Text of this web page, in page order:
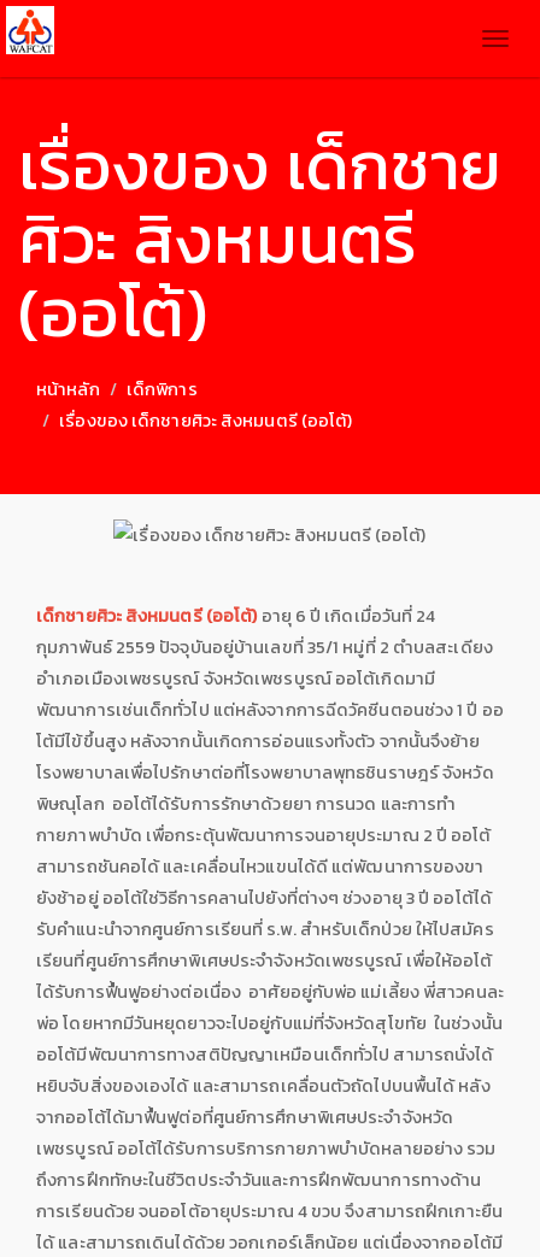
เรื่องของ เด็กชาย
ศิวะ สิงหมนตรี
(ออโต้)
หน้าหลัก
เด็กพิการ
เรื่องของ เด็กชายศิวะ สิงหมนตรี (ออโต้)
เด็กชายศิวะ สิงหมนตรี (ออโต้)อายุ 6 ปี เกิดเมื่อวันที่ 24
กุมภาพันธ์ 2559 ปัจจุบันอยู่บ้านเลขที่ 35/1 หมู่ที่ 2 ตำบลสะเดียง
อำเภอเมืองเพชรบูรณ์ จังหวัดเพชรบูรณ์ ออโต้เกิดมามี
พัฒนาการเช่นเด็กทั่วไป แต่หลังจากการฉีดวัคซีนตอนช่วง 1 ปี ออ
โต้มีไข้ขึ้นสูง หลังจากนั้นเกิดการอ่อนแรงทั้งตัว จากนั้นจึงย้าย
โรงพยาบาลเพื่อไปรักษาต่อที่โรงพยาบาลพุทธชินราษฎร์ จังหวัด
พิษณุโลก ออโต้ได้รับการรักษาด้วยยา การนวด และการทำ
กายภาพบำบัด เพื่อกระตุ้นพัฒนาการจนอายุประมาณ 2 ปี ออโต้
สามารถชันคอได้ และเคลื่อนไหวแขนได้ดี แต่พัฒนาการของขา
ยังช้าอยู่ ออโต้ใช่วิธีการคลานไปยังที่ต่างๆ ช่วงอายุ 3 ปี ออโต้ได้
รับคำแนะนำจากศูนย์การเรียนที่ ร.พ. สำหรับเด็กป่วย ให้ไปสมัคร
เรียนที่ศูนย์การศึกษาพิเศษประจำจังหวัดเพชรบูรณ์ เพื่อให้ออโต้
ได้รับการฟื้นฟูอย่างต่อเนื่อง อาศัยอยู่กับพ่อ แม่เลี้ยง พี่สาวคนละ
พ่อ โดยหากมีวันหยุดยาวจะไปอยู่กับแม่ที่จังหวัดสุโขทัย ในช่วงนั้น
ออโต้มีพัฒนาการทางสติปัญญาเหมือนเด็กทั่วไป สามารถนั่งได้
หยิบจับสิ่งของเองได้ และสามารถเคลื่อนตัวถัดไปบนพื้นได้ หลัง
จากออโต้ได้มาฟื้นฟูต่อที่ศูนย์การศึกษาพิเศษประจำจังหวัด
เพชรบูรณ์ ออโต้ได้รับการบริการกายภาพบำบัดหลายอย่าง รวม
ถึงการฝึกทักษะในชีวิตประจำวันและการฝึกพัฒนาการทางด้าน
การเรียนด้วย จนออโต้อายุประมาณ 4 ขวบ จึงสามารถฝึกเกาะยืน
ได้ และสามารถเดินได้ด้วย วอกเกอร์เล็กน้อย แต่เนื่องจากออโต้มี